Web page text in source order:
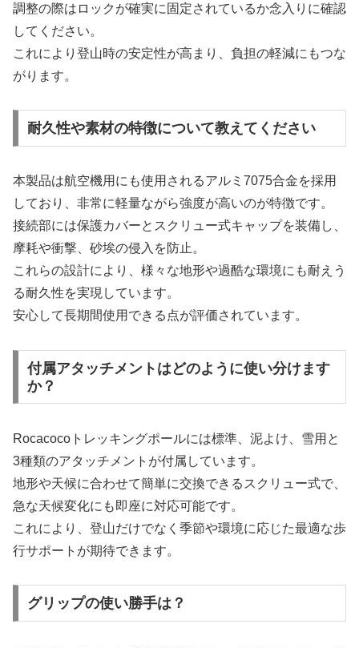
調整の際はロックが確実に固定されているか念入りに確認
してください。
これにより登山時の安定性が高まり、負担の軽減にもつな
がります。
耐久性や素材の特徴について教えてください
本製品は航空機用にも使用されるアルミ7075合金を採用
しており、非常に軽量ながら強度が高いのが特徴です。
接続部には保護カバーとスクリュー式キャップを装備し、
摩耗や衝撃、砂埃の侵入を防止。
これらの設計により、様々な地形や過酷な環境にも耐えう
る耐久性を実現しています。
安心して長期間使用できる点が評価されています。
付属アタッチメントはどのように使い分けます
か？
Rocacocoトレッキングポールには標準、泥よけ、雪用と
3種類のアタッチメントが付属しています。
地形や天候に合わせて簡単に交換できるスクリュー式で、
急な天候変化にも即座に対応可能です。
これにより、登山だけでなく季節や環境に応じた最適な歩
行サポートが期待できます。
グリップの使い勝手は？